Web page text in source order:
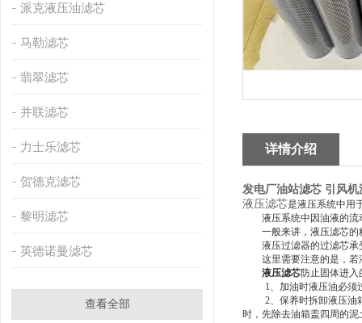
派克液压油滤芯
马勒滤芯
翡翠滤芯
并联滤芯
力士乐滤芯
贺德克滤芯
黎明滤芯
英德诺曼滤芯
查看全部
详情介绍
发电厂油站滤芯 引风机
液压滤芯是液压系统中用
液压系统中因油液的流动
一般来讲，液压滤芯的
液压过滤器的过滤芯承
这里需要注意的是，若
液压滤芯防止固体进
1、加油时液压油必须
2、保养时拆卸液压油
时，先除去油箱盖四周的